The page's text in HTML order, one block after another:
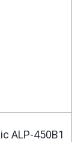
ALP-450B1